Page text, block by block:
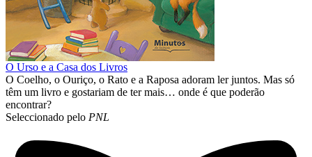
O Urso e a Casa dos Livros
O Coelho, o Ouriço, o Rato e a Raposa adoram ler juntos. Mas só
têm um livro e gostariam de ter mais… onde é que poderão
encontrar?
Seleccionado pelo PNL